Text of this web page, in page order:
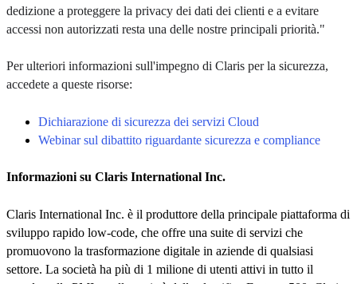
dedizione a proteggere la privacy dei dati dei clienti e a evitare
accessi non autorizzati resta una delle nostre principali priorità."
Per ulteriori informazioni sull'impegno di Claris per la sicurezza,
accedete a queste risorse:
Dichiarazione di sicurezza dei servizi Cloud
Webinar sul dibattito riguardante sicurezza e compliance
Informazioni su Claris International Inc.
Claris International Inc. è il produttore della principale piattaforma di
sviluppo rapido low-code, che offre una suite di servizi che
promuovono la trasformazione digitale in aziende di qualsiasi
settore. La società ha più di 1 milione di utenti attivi in tutto il